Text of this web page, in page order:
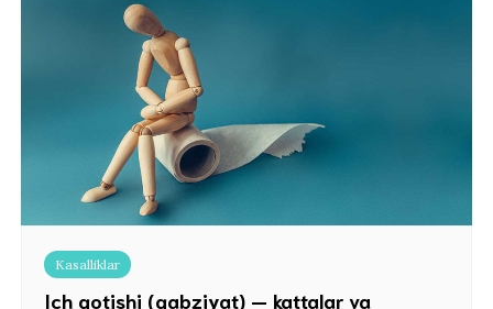
Kasalliklar
Ich qotishi (qabziyat) — kattalar va